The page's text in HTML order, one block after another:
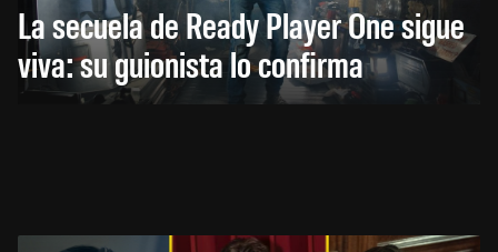
La secuela de Ready Player One sigue
viva: su guionista lo confirma